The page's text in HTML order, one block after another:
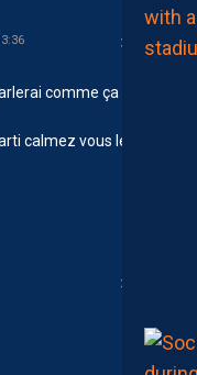
comme ça dans
calmez vous les